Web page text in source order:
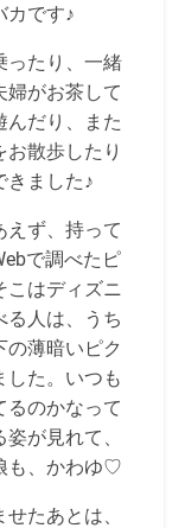
カです♪
ったり、一緒
婦がお茶して
んだり、また
散歩したり
きました♪
えず、持って
で調べたピ
こはディズニ
る人は、うち
の薄暗いピク
した。いつも
るのかなって
が見れて、
も、かわゆ♡
たあとは、